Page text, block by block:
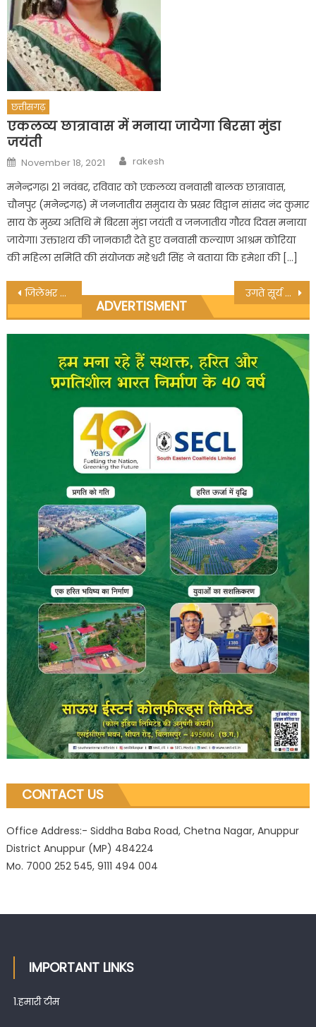
छत्तीसगढ़
एकलव्य छात्रावास में मनाया जायेगा बिरसा मुंडा
जयंती
Posted
on
November 18, 2021 Author
rakesh
मनेन्द्रगढ़। 21 नवंबर, रविवार को एकलव्य वनवासी बालक छात्रावास,
चौनपुर (मनेन्द्रगढ़) में जनजातीय समुदाय के प्रखर विद्वान सांसद नंद कुमार
साय के मुख्य अतिथि में बिरसा मुंडा जयंती व जनजातीय गौरव दिवस मनाया
जायेगा। उक्ताशय की जानकारी देते हुए वनवासी कल्याण आश्रम कोरिया
की महिला समिति की संयोजक महेश्वरी सिंह ने बताया कि हमेशा की […]
Post
navigation
जिलेभर में बीपीएल के नवीन राशनकार्ड वितरित, एपीएल कार्ड का वितरण जारी उगते सूर्य को अर्ध्‍य देकर छठ पूजा का हुआ समापन
ADVERTISMENT
CONTACT US
Office Address:- Siddha Baba Road, Chetna Nagar, Anuppur
District Anuppur (MP) 484224
Mo. 7000 252 545, 9111 494 004
IMPORTANT LINKS
1.हमारी टीम